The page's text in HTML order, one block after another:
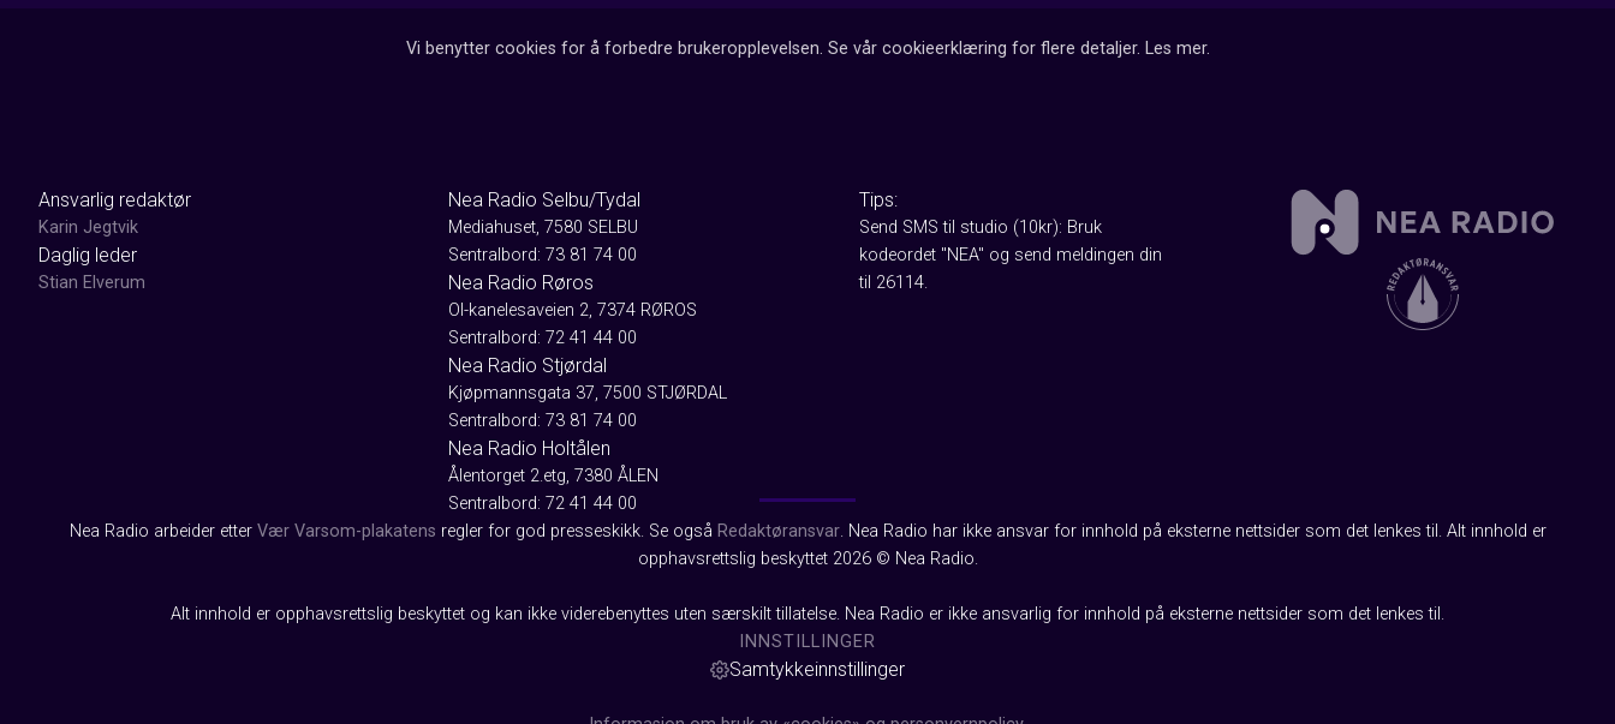
Vi benytter cookies for å forbedre brukeropplevelsen. Se vår cookieerklæring for flere detaljer. Les mer.
Ansvarlig redaktør
Karin Jegtvik
Daglig leder
Stian Elverum
Nea Radio Selbu/Tydal
Mediahuset, 7580 SELBU
Sentralbord: 73 81 74 00
Nea Radio Røros
Ol-kanelesaveien 2, 7374 RØROS
Sentralbord: 72 41 44 00
Nea Radio Stjørdal
Kjøpmannsgata 37, 7500 STJØRDAL
Sentralbord: 73 81 74 00
Nea Radio Holtålen
Ålentorget 2.etg, 7380 ÅLEN
Sentralbord: 72 41 44 00
Tips:
Send SMS til studio (10kr): Bruk
kodeordet "NEA" og send meldingen din
til 26114.
Nea Radio arbeider etter Vær Varsom-plakatens regler for god presseskikk. Se også Redaktøransvar. Nea Radio har ikke ansvar for innhold på eksterne nettsider som det lenkes til. Alt innhold er
opphavsrettslig beskyttet 2026 © Nea Radio.
Alt innhold er opphavsrettslig beskyttet og kan ikke viderebenyttes uten særskilt tillatelse. Nea Radio er ikke ansvarlig for innhold på eksterne nettsider som det lenkes til.
INNSTILLINGER
Samtykkeinnstillinger